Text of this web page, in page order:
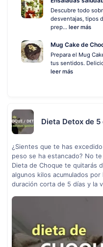
Descubre todo
desventajas, tipos
prep... leer más
Mug Cake de
Prepara el Mug
tus sentidos.
leer más
Dieta Detox de 5
¿Sientes que te has
peso se ha estancado? No
Dieta de Choque te quitarás
algunos kilos acumulados
duración corta de 5 días y la